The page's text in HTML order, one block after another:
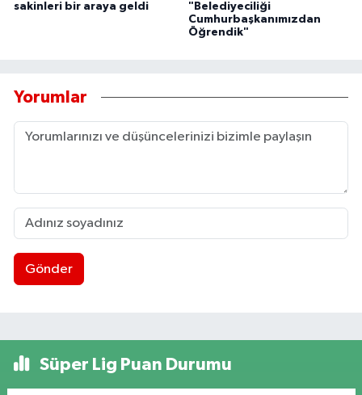
sakinleri bir araya geldi
"Belediyeciliği
Cumhurbaşkanımızdan
Öğrendik"
Yorumlar
Gönder
Süper Lig Puan Durumu